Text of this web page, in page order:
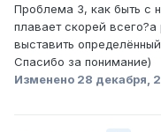
Проблема 3, как быть с
плавает скорей
выставить
Спасибо за понимание)
Изменено 28 декабря,